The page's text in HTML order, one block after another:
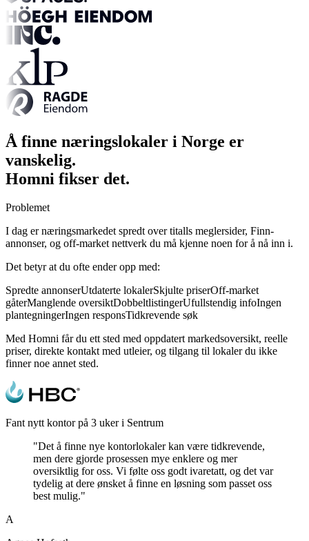
Å finne næringslokaler i Norge er
vanskelig.
Homni fikser det.
Problemet
I dag er næringsmarkedet spredt over titalls meglersider, Finn-
annonser, og off-market nettverk du må kjenne noen for å nå inn i.
Det betyr at du ofte ender opp med:
Spredte annonserUtdaterte lokalerSkjulte priserOff-market
gåterManglende oversiktDobbeltlistingerUfullstendig infoIngen
plantegningerIngen responsTidkrevende søk
Med Homni får du ett sted med oppdatert markedsoversikt, reelle
priser, direkte kontakt med utleier, og tilgang til lokaler du ikke
finner noe annet sted.
Fant nytt kontor på 3 uker i Sentrum
"Det å finne nye kontorlokaler kan være tidkrevende,
men dere gjorde prosessen mye enklere og mer
oversiktlig for oss. Vi følte oss godt ivaretatt, og det var
tydelig at dere ønsket å finne en løsning som passet oss
best mulig."
A